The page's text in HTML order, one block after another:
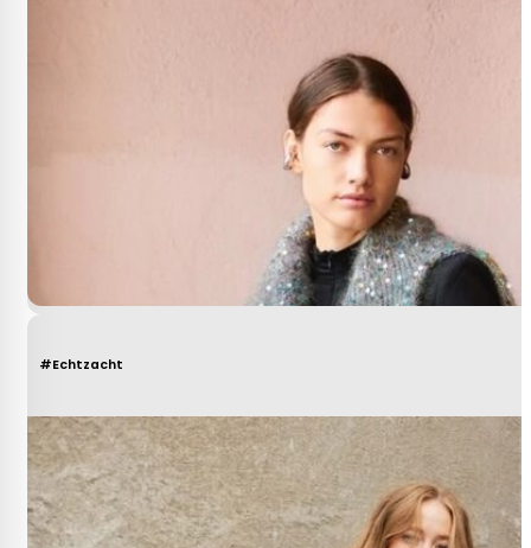
#Echtzacht